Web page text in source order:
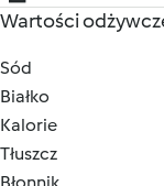
Wartości
Sód
Białko
Kalorie
Tłuszcz